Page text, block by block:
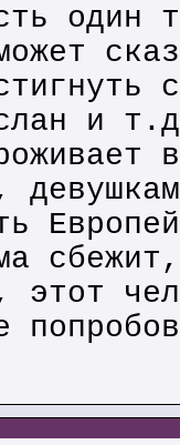
один
и
этот